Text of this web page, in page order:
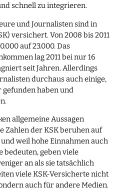
schnell zu integrieren.
und Journalisten sind in
versichert. Von 2008 bis 2011
auf 23.000. Das
lag 2011 bei nur 16
seit Jahren. Allerdings
durchaus auch einige,
haben und
allgemeine Aussagen
Zahlen der KSK beruhen auf
weil hohe Einnahmen auch
bedeuten, geben viele
an als sie tatsächlich
viele KSK-Versicherte nicht
auch für andere Medien.